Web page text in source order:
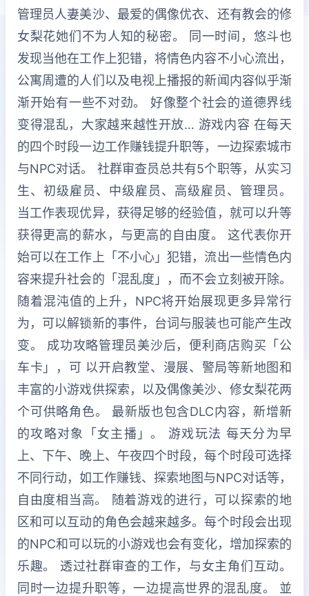
管理员人妻美沙、最爱的偶像优衣、还有教会的修
女梨花她们不为人知的秘密。 同一时间，悠斗也
发现当他在工作上犯错，将情色内容不小心流出，
公寓周遭的人们以及电视上播报的新闻内容似乎渐
渐开始有一些不对劲。 好像整个社会的道德界线
变得混乱，大家越来越性开放… 游戏内容 在每天
的四个时段一边工作赚钱提升职等，一边探索城市
与NPC对话。 社群审查员总共有5个职等，从实习
生、初级雇员、中级雇员、高级雇员、管理员。
当工作表现优异，获得足够的经验值，就可以升等
获得更高的薪水，与更高的自由度。 这代表你开
始可以在工作上「不小心」犯错，流出一些情色内
容来提升社会的「混乱度」，而不会立刻被开除。
随着混沌值的上升，NPC将开始展现更多异常行
为，可以解锁新的事件，台词与服装也可能产生改
变。 成功攻略管理员美沙后，便利商店购买「公
车卡」，可 以开启教堂、漫展、警局等新地图和
丰富的小游戏供探索，以及偶像美沙、修女梨花两
个可供略角色。 最新版也包含DLC内容，新增新
的攻略对象「女主播」。 游戏玩法 每天分为早
上、下午、晚上、午夜四个时段，每个时段可选择
不同行动，如工作赚钱、探索地图与NPC对话等，
自由度相当高。 随着游戏的进行，可以探索的地
区和可以互动的角色会越来越多。每个时段会出现
的NPC和可以玩的小游戏也会有变化，增加探索的
乐趣。 透过社群审查的工作，与女主角们互动。
同时一边提升职等，一边提高世界的混乱度。 並